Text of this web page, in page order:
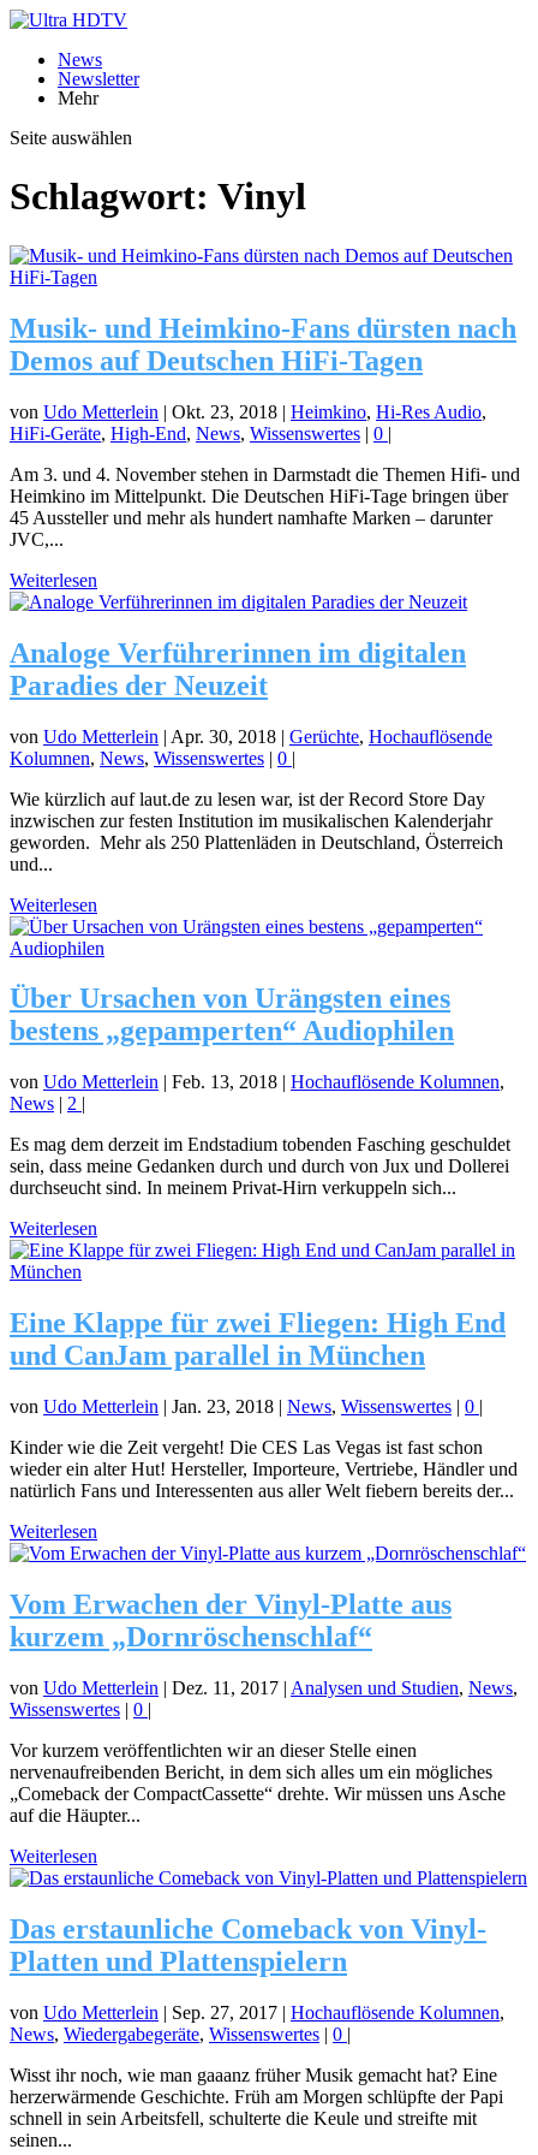
News
Newsletter
Mehr
Seite auswählen
Schlagwort: Vinyl
Musik- und Heimkino-Fans dürsten nach
Demos auf Deutschen HiFi-Tagen
von Udo Metterlein | Okt. 23, 2018 | Heimkino, Hi-Res Audio,
HiFi-Geräte, High-End, News, Wissenswertes | 0 |
Am 3. und 4. November stehen in Darmstadt die Themen Hifi- und
Heimkino im Mittelpunkt. Die Deutschen HiFi-Tage bringen über
45 Aussteller und mehr als hundert namhafte Marken – darunter
JVC,...
Weiterlesen
Analoge Verführerinnen im digitalen
Paradies der Neuzeit
von Udo Metterlein | Apr. 30, 2018 | Gerüchte, Hochauflösende
Kolumnen, News, Wissenswertes | 0 |
Wie kürzlich auf laut.de zu lesen war, ist der Record Store Day
inzwischen zur festen Institution im musikalischen Kalenderjahr
geworden. Mehr als 250 Plattenläden in Deutschland, Österreich
und...
Weiterlesen
Über Ursachen von Urängsten eines
bestens „gepamperten“ Audiophilen
von Udo Metterlein | Feb. 13, 2018 | Hochauflösende Kolumnen,
News | 2 |
Es mag dem derzeit im Endstadium tobenden Fasching geschuldet
sein, dass meine Gedanken durch und durch von Jux und Dollerei
durchseucht sind. In meinem Privat-Hirn verkuppeln sich...
Weiterlesen
Eine Klappe für zwei Fliegen: High End
und CanJam parallel in München
von Udo Metterlein | Jan. 23, 2018 | News, Wissenswertes | 0 |
Kinder wie die Zeit vergeht! Die CES Las Vegas ist fast schon
wieder ein alter Hut! Hersteller, Importeure, Vertriebe, Händler und
natürlich Fans und Interessenten aus aller Welt fiebern bereits der...
Weiterlesen
Vom Erwachen der Vinyl-Platte aus
kurzem „Dornröschenschlaf“
von Udo Metterlein | Dez. 11, 2017 | Analysen und Studien, News,
Wissenswertes | 0 |
Vor kurzem veröffentlichten wir an dieser Stelle einen
nervenaufreibenden Bericht, in dem sich alles um ein mögliches
„Comeback der CompactCassette“ drehte. Wir müssen uns Asche
auf die Häupter...
Weiterlesen
Das erstaunliche Comeback von Vinyl-
Platten und Plattenspielern
von Udo Metterlein | Sep. 27, 2017 | Hochauflösende Kolumnen,
News, Wiedergabegeräte, Wissenswertes | 0 |
Wisst ihr noch, wie man gaaanz früher Musik gemacht hat? Eine
herzerwärmende Geschichte. Früh am Morgen schlüpfte der Papi
schnell in sein Arbeitsfell, schulterte die Keule und streifte mit
seinen...